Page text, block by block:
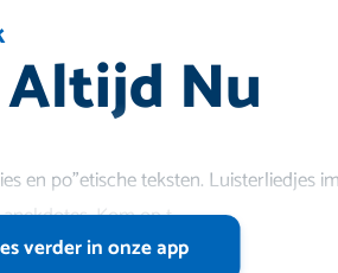
Nu
en po”etische teksten. Luisterliedjes
Kom op t
verder in onze app